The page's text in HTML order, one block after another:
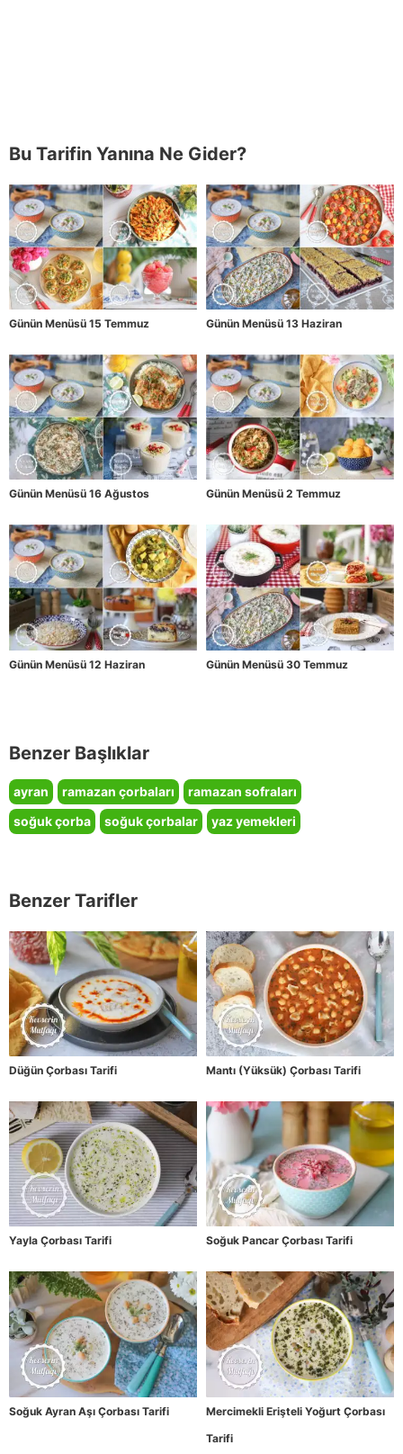
Bu Tarifin Yanına Ne Gider?
Günün Menüsü 15 Temmuz Günün Menüsü 13 Haziran
Günün Menüsü 16 Ağustos Günün Menüsü 2 Temmuz
Günün Menüsü 12 Haziran Günün Menüsü 30 Temmuz
Benzer Başlıklar
ayran ramazan çorbaları
ramazan sofraları
soğuk çorba
soğuk çorbalar yaz yemekleri
Benzer Tarifler
Düğün Çorbası Tarifi Mantı (Yüksük) Çorbası Tarifi
Yayla Çorbası Tarifi Soğuk Pancar Çorbası Tarifi
Soğuk Ayran Aşı Çorbası Tarifi
Mercimekli Erişteli Yoğurt Çorbası
Tarifi